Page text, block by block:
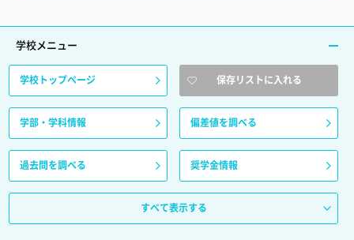
学校メニュー
学校トップページ 保存リストに入れる
学部・学科情報 偏差値を調べる
過去問を調べる 奨学金情報
すべて表示する